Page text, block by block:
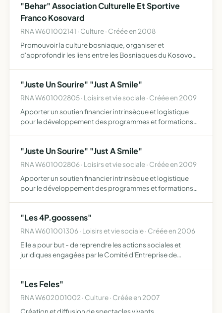
sponsors…
"Behar" Association Culturelle Et Sportive
Franco Kosovard
RNA W601002141 · Culture · Créée en 2008
Promouvoir la culture bosniaque, organiser et
d'approfondir les liens entre les Bosniaques du Kosovo
l'intégration…
"Juste Un Sourire" "Just A Smile"
RNA W601002805 · Loisirs et vie sociale · Créée en 2009
Apporter un soutien financier intrinsèque et logistique
pour le développement des programmes et formations
"Juste Un Sourire" "Just A Smile"
RNA W601002806 · Loisirs et vie sociale · Créée en 2009
Apporter un soutien financier intrinsèque et logistique
pour le développement des programmes et formations
"Les 4P.goossens"
RNA W601001306 · Loisirs et vie sociale · Créée en 2006
Elle a pour but - de reprendre les actions sociales et
juridiques engagées par le Comité d'Entreprise de
professionnelle…
"Les Feles"
RNA W602001002 · Culture · Créée en 2007
Création et diffusion de spectacles vivants